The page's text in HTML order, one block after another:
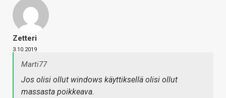
Zetteri
3.10.2019
Marti77
Jos olisi ollut windows käyttiksellä olisi ollut
massasta poikkeava.